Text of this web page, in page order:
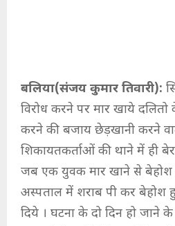
बलिया(संजय कुमार तिवारी):
विरोध करने पर मार खाये दलितो
करने की बजाय छेड़खानी करने
शिकायतकर्ताओं की थाने में ही
जब एक युवक मार खाने से बेहोश
अस्पताल में शराब पी कर बेहोश
दिये । घटना के दो दिन हो जाने के